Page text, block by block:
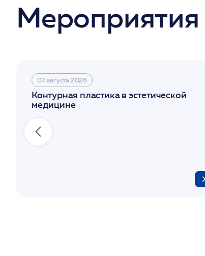
Мероприятия
07 августа 2026
Контурная пластика в эстетической
медицине